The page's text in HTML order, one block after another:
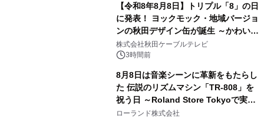
【令和8年8月8日】トリプル「8」の日
に発表！ ヨックモック・地域バージョ
ンの秋田デザイン缶が誕生 ～かわいい
秋田犬の子犬と秋田の四季と名所を巡
るパッケージ～ 9月1日(火)秋田県内で
株式会社秋田ケーブルテレビ
3時間前
8月8日は音楽シーンに革新をもたらし
た 伝説のリズムマシン「TR-808」を
祝う日 ～Roland Store Tokyoで実機
を展示しての 記念キャンペーンを開
ローランド株式会社